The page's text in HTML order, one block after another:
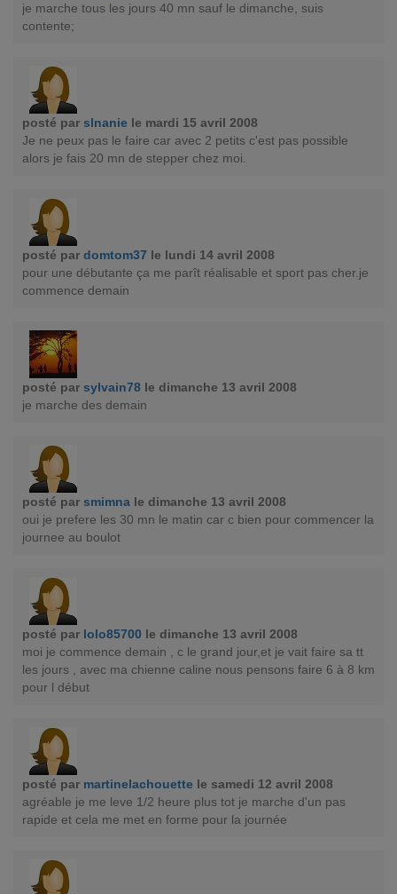
je marche tous les jours 40 mn sauf le dimanche, suis
contente;
posté par slnanie le mardi 15 avril 2008
Je ne peux pas le faire car avec 2 petits c'est pas possible
alors je fais 20 mn de stepper chez moi.
posté par domtom37 le lundi 14 avril 2008
pour une débutante ça me parît réalisable et sport pas cher.je
commence demain
posté par sylvain78 le dimanche 13 avril 2008
je marche des demain
posté par smimna le dimanche 13 avril 2008
oui je prefere les 30 mn le matin car c bien pour commencer la
journee au boulot
posté par lolo85700 le dimanche 13 avril 2008
moi je commence demain , c le grand jour,et je vait faire sa tt
les jours , avec ma chienne caline nous pensons faire 6 à 8 km
pour l début
posté par martinelachouette le samedi 12 avril 2008
agréable je me leve 1/2 heure plus tot je marche d'un pas
rapide et cela me met en forme pour la journée